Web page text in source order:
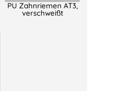
PU Zahnriemen AT3,
verschweißt